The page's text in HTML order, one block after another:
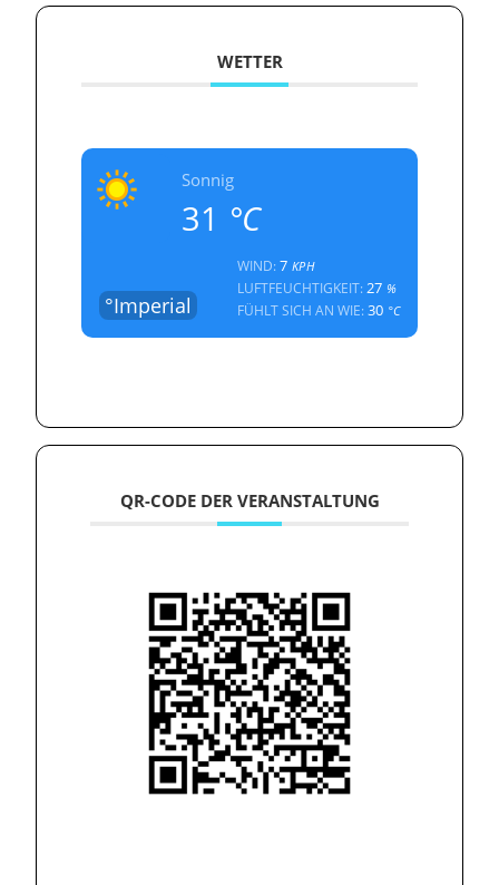
WETTER
Sonnig
31 °C
°Imperial
WIND:7 KPH
LUFTFEUCHTIGKEIT:27 %
FÜHLT SICH AN WIE:30 °C
QR-CODE DER VERANSTALTUNG